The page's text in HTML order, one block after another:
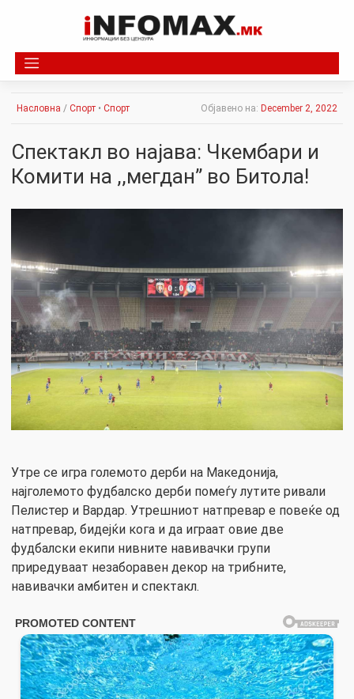
Насловна / Спорт • Спорт Објавено на: December 2, 2022
Спектакл во најава: Чкембари и
Комити на ,,мегдан” во Битола!
Утре се игра големото дерби на Македонија,
најголемото фудбалско дерби помеѓу лутите ривали
Пелистер и Вардар. Утрешниот натпревар е повеќе од
натпревар, бидејќи кога и да играат овие две
фудбалски екипи нивните навивачки групи
приредуваат незаборавен декор на трибните,
навивачки амбитен и спектакл.